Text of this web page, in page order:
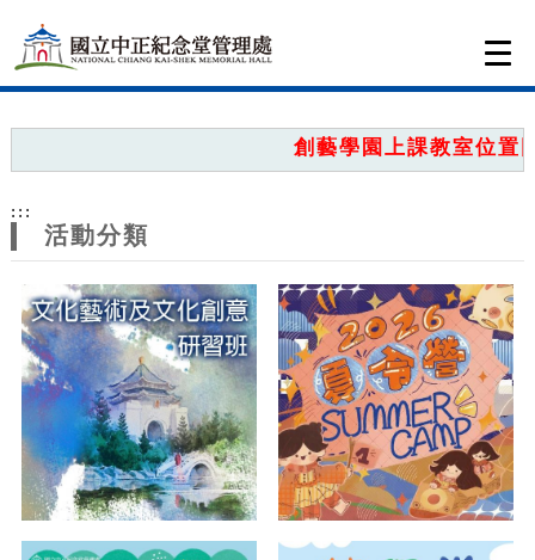
網
站
主
題
創藝學園上課教室位置圖
:::
活動分類